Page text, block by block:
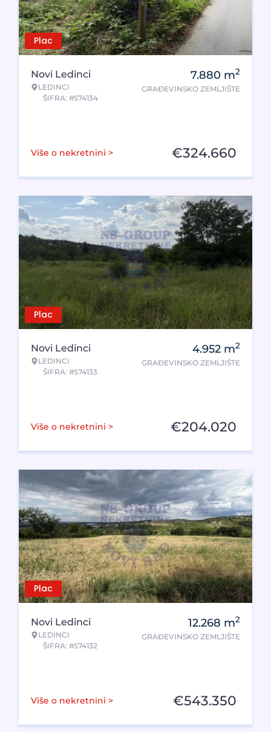
Plac
Novi Ledinci
LEDINCI
ŠIFRA: #574134
7.880 m2
GRAĐEVINSKO ZEMLJIŠTE
Više o nekretnini > €324.660
Plac
Novi Ledinci
LEDINCI
ŠIFRA: #574133
4.952 m2
GRAĐEVINSKO ZEMLJIŠTE
Više o nekretnini > €204.020
Plac
Novi Ledinci
LEDINCI
ŠIFRA: #574132
12.268 m2
GRAĐEVINSKO ZEMLJIŠTE
Više o nekretnini > €543.350